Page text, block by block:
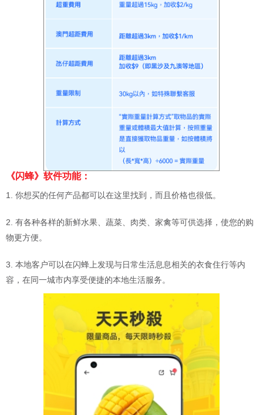
《闪蜂》软件功能：
1. 你想买的任何产品都可以在这里找到，而且价格也很低。
2. 有各种各样的新鲜水果、蔬菜、肉类、家禽等可供选择，使您的购
物更方便。
3. 本地客户可以在闪蜂上发现与日常生活息息相关的衣食住行等内
容，在同一城市内享受便捷的本地生活服务。